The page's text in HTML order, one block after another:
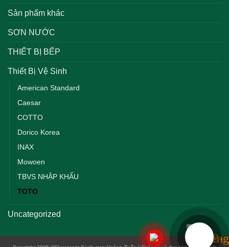
Sản phẩm khác
SƠN NƯỚC
THIẾT BỊ BẾP
Thiết Bị Vệ Sinh
American Standard
Caesar
COTTO
Dorico Korea
INAX
Mowoen
TBVS NHẬP KHẨU
TOTO
Uncategorized